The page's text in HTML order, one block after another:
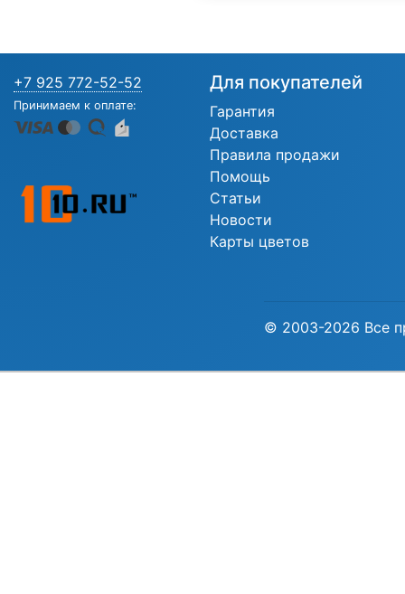
+7 925 772-52-52
Принимаем к оплате:
Для покупателей
Гарантия
Доставка
Правила продажи
Помощь
Статьи
Новости
Карты цветов
© 2003-2026 Все